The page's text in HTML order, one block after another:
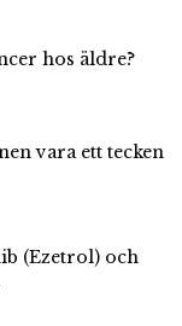
hos äldre?
vara ett tecken
(Ezetrol) och